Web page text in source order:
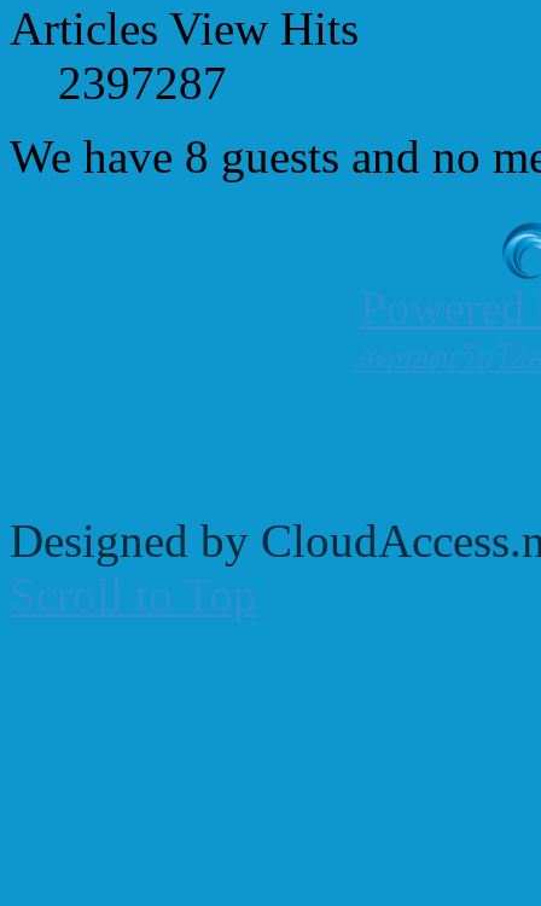
Articles View Hits
2397287
We have 8 guests and no
สุดยอดเว็บโ
Designed by
Scroll to Top